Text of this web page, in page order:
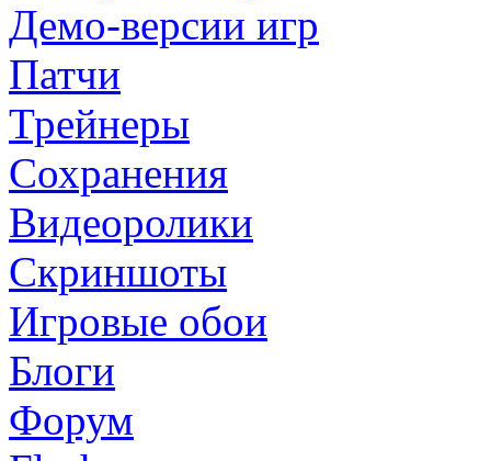
Демо-версии игр
Патчи
Трейнеры
Сохранения
Видеоролики
Скриншоты
Игровые обои
Блоги
Форум